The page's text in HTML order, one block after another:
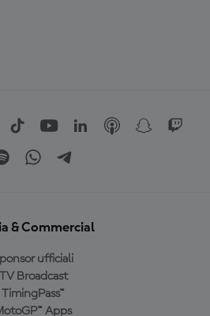
& Commercial
ufficiali
TV Broadcast
TimingPass™
Apps